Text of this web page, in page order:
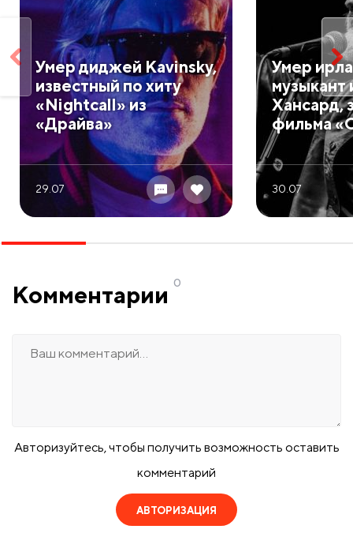
Умер диджей Kavinsky,
известный по хиту
«Nightcall» из
«Драйва»
29.07
Умер
музыкант
Хансард,
фильма
30.07
Комментарии 0
Авторизуйтесь, чтобы получить возможность оставить
комментарий
АВТОРИЗАЦИЯ